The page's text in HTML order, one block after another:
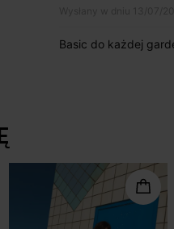
Basic do każdej